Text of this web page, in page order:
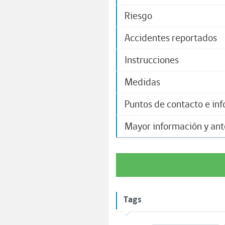
Riesgo
Accidentes reportados
Instrucciones​
Medidas
Puntos de contacto e
Mayor información y
Tags